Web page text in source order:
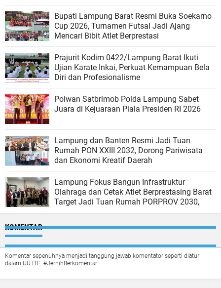
Bupati Lampung Barat Resmi Buka Soekarno
Cup 2026, Turnamen Futsal Jadi Ajang
Mencari Bibit Atlet Berprestasi
Prajurit Kodim 0422/Lampung Barat Ikuti
Ujian Karate Inkai, Perkuat Kemampuan Bela
Diri dan Profesionalisme
Polwan Satbrimob Polda Lampung Sabet
Juara di Kejuaraan Piala Presiden RI 2026
Lampung dan Banten Resmi Jadi Tuan
Rumah PON XXIII 2032, Dorong Pariwisata
dan Ekonomi Kreatif Daerah
Lampung Fokus Bangun Infrastruktur
Olahraga dan Cetak Atlet Berprestasing Barat
Target Jadi Tuan Rumah PORPROV 2030,
KOMENTAR
Komentar sepenuhnya menjadi tanggung jawab komentator seperti diatur
dalam UU ITE. #JernihBerkomentar